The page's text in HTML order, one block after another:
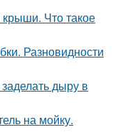
Что такое
Разновидности
дыру в
на мойку.